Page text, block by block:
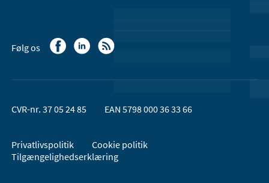
Følg os
CVR-nr. 37 05 24 85 EAN 5798 000 36 33 66
Privatlivspolitik
Cookie politik
Tilgængelighedserklæring